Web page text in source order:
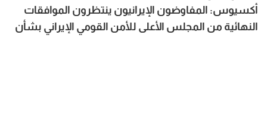
أكسيوس: المفاوضون الإيرانيون ينتظرون الموافقات
النهائية من المجلس الأعلى للأمن القومي الإيراني بشأن